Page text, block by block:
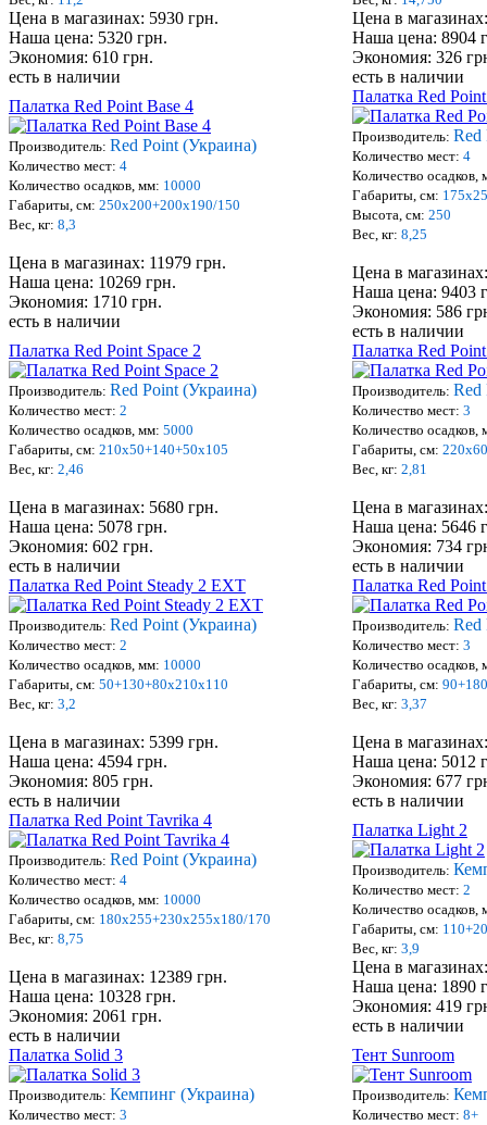
Цена в магазинах: 5930 грн.
Наша цена: 5320 грн.
Экономия: 610 грн.
есть в наличии
Цена в
Наша цена: 8904
Экономия: 326
есть в наличии
Палатка Red Point Base 4
Производитель: Red Point (Украина)
Количество мест: 4
Количество осадков, мм: 10000
Габариты, см: 250х200+200х190/150
Вес, кг: 8,3
Цена в магазинах: 11979 грн.
Наша цена: 10269 грн.
Экономия: 1710 грн.
есть в наличии
Палатка Red
Производитель: Red
Количество мест: 4
Количество
Габариты, см:
Высота, см: 250
Вес, кг: 8,25
Цена в
Наша цена: 9403
Экономия: 586
есть в наличии
Палатка Red Point Space 2
Производитель: Red Point (Украина)
Количество мест: 2
Количество осадков, мм: 5000
Габариты, см: 210х50+140+50х105
Вес, кг: 2,46
Цена в магазинах: 5680 грн.
Наша цена: 5078 грн.
Экономия: 602 грн.
есть в наличии
Палатка Red
Производитель: Red
Количество мест: 3
Количество
Габариты, см:
Вес, кг: 2,81
Цена в
Наша цена: 5646
Экономия: 734
есть в наличии
Палатка Red Point Steady 2 EXT
Производитель: Red Point (Украина)
Количество мест: 2
Количество осадков, мм: 10000
Габариты, см: 50+130+80х210х110
Вес, кг: 3,2
Цена в магазинах: 5399 грн.
Наша цена: 4594 грн.
Экономия: 805 грн.
есть в наличии
Палатка Red
Производитель: Red
Количество мест: 3
Количество
Габариты, см:
Вес, кг: 3,37
Цена в
Наша цена: 5012
Экономия: 677
есть в наличии
Палатка Red Point Tavrika 4
Производитель: Red Point (Украина)
Количество мест: 4
Количество осадков, мм: 10000
Габариты, см: 180х255+230х255x180/170
Вес, кг: 8,75
Цена в магазинах: 12389 грн.
Наша цена: 10328 грн.
Экономия: 2061 грн.
есть в наличии
Палатка Light 2
Производитель:
Количество мест: 2
Количество
Габариты, см:
Вес, кг: 3,9
Цена в
Наша цена: 1890
Экономия: 419
есть в наличии
Палатка Solid 3
Производитель: Кемпинг (Украина)
Количество мест: 3
Тент Sunroom
Производитель:
Количество мест: 8+